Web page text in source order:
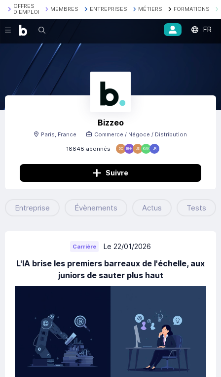
OFFRES
D'EMPLOI
MEMBRES ENTREPRISES MÉTIERS FORMATIONS
Recherche FR
Bizzeo
18848 abonnés DC BHH JS KAK JR
Paris, France Commerce / Négoce / Distribution
Suivre
Entreprise Évènements Actus Tests
Carrière Le 22/01/2026
L'IA brise les premiers barreaux de l'échelle, aux
juniors de sauter plus haut